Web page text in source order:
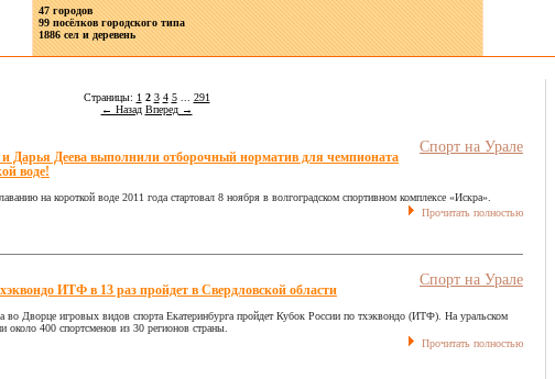
47 городов
99 посёлков городского типа
1886 сел и деревень
Страницы: 1 2 3 4 5... 291
← Назад Вперед →
Спорт на Урале
Дарья Деева выполнили отборочный норматив для чемпионата
воде!
на короткой воде 2011 года стартовал 8 ноября в волгоградском спортивном комплексе «Искра».
Прочитать полностью
Спорт на Урале
ИТФ в 13 раз пройдет в Свердловской области
во Дворце игровых видов спорта Екатеринбурга пройдет Кубок России по тхэквондо (ИТФ). На уральском
около 400 спортсменов из 30 регионов страны.
Прочитать полностью